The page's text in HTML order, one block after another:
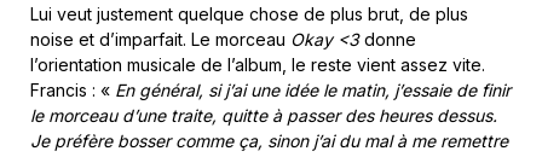
Lui veut justement quelque chose de plus brut, de plus
noise et d’imparfait. Le morceau Okay <3donne
l’orientation musicale de l’album, le reste vient assez vite.
Francis : « En général, si j’ai une idée le matin, j’essaie de finir
le morceau d’une traite, quitte à passer des heures dessus.
Je préfère bosser comme ça, sinon j’ai du mal à me remettre